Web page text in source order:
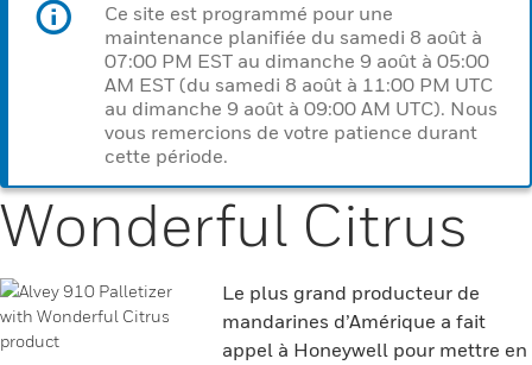
Ce site est programmé pour une
maintenance planifiée du samedi 8 août à
07:00 PM EST au dimanche 9 août à 05:00
AM EST (du samedi 8 août à 11:00 PM UTC
au dimanche 9 août à 09:00 AM UTC). Nous
vous remercions de votre patience durant
cette période.
Wonderful Citrus
Le plus grand producteur de
mandarines d’Amérique a fait
appel à Honeywell pour mettre en